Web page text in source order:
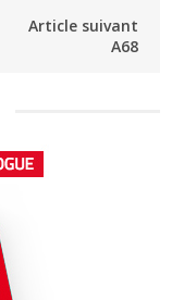
Article suivant
A68